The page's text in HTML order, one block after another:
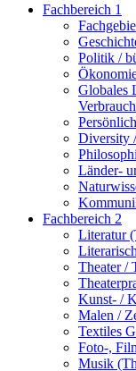
Fachbereich 1
Politik /
Globales
Diversity
Länder-
Fachbereich 2
Literatur
Theater /
Kunst- /
Malen /
Textiles
Foto-,
Musik